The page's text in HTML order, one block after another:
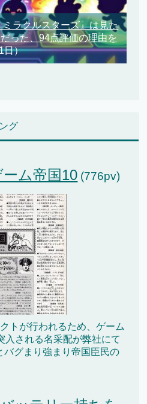
ラクルスターズ』は見た
った、94点評価の理由を
日）
グ
ム帝国10 (776pv)
トが行われるため、ゲーム
入される名采配が弊社にて
バグまり強まり帝国臣民の